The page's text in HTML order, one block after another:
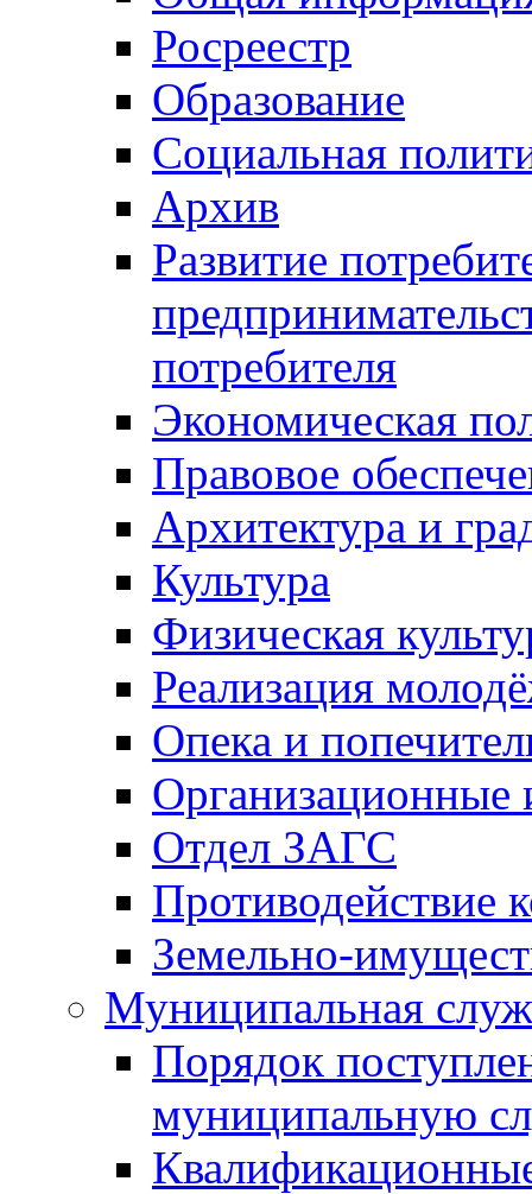
Росреестр
Образование
Социальная
Архив
Развитие
потребителя
Экономическая
Правовое
Архитектура и
Культура
Физическая
Реализация
Опека и
Отдел ЗАГС
Противодействие
Земельно-
Муниципальная
Порядок
муниципальную